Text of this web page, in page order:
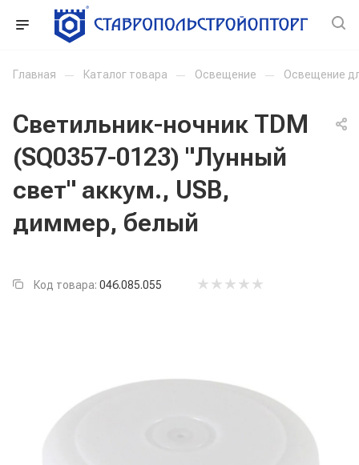
Главная — Каталог товара — Освещение — Освещение
Светильник-ночник TDM
(SQ0357-0123) "Лунный
свет" аккум., USB,
диммер, белый
Код товара: 046.085.055